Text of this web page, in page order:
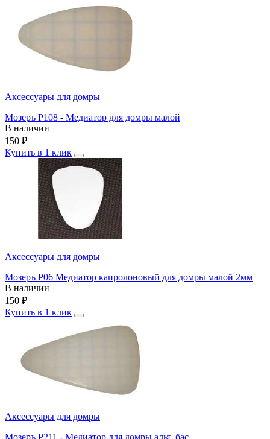
Аксессуары для домры
Мозеръ P108 - Медиатор для домры малой
В наличии
150 ₽
Купить в 1 клик
Аксессуары для домры
Мозеръ P06 Медиатор капролоновый для домры малой 2мм
В наличии
150 ₽
Купить в 1 клик
Аксессуары для домры
Мозеръ P211 - Медиатор для домры альт, бас